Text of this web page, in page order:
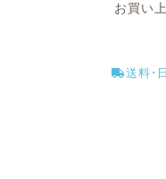
お買い
送料･